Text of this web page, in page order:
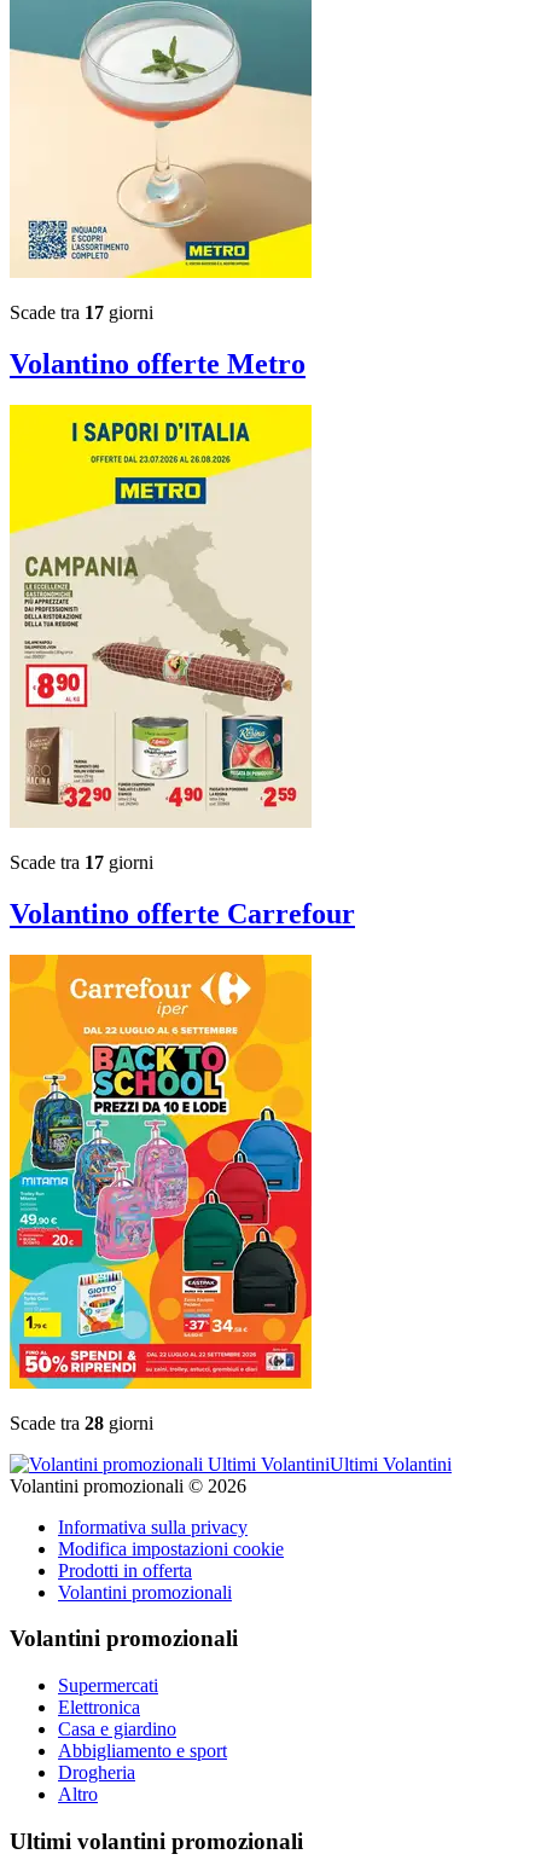
Scade tra 17 giorni
Volantino offerte Metro
Scade tra 17 giorni
Volantino offerte Carrefour
Scade tra 28 giorni
Ultimi Volantini
Volantini promozionali © 2026
Informativa sulla privacy
Modifica impostazioni cookie
Prodotti in offerta
Volantini promozionali
Volantini promozionali
Supermercati
Elettronica
Casa e giardino
Abbigliamento e sport
Drogheria
Altro
Ultimi volantini promozionali